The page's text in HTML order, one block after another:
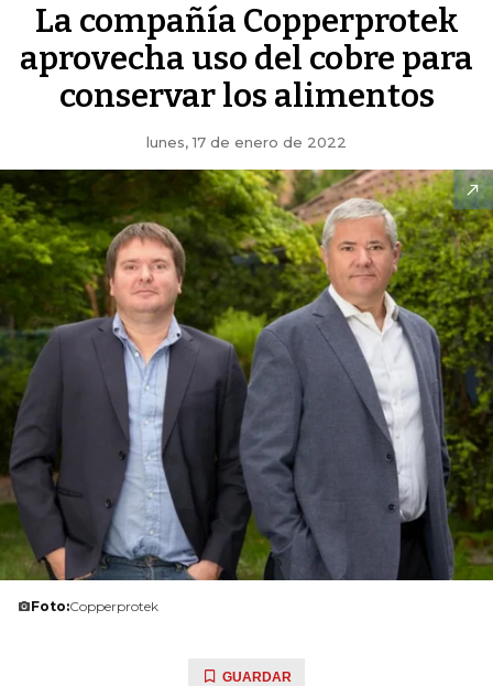
La compañía Copperprotek
aprovecha uso del cobre para
conservar los alimentos
lunes, 17 de enero de 2022
Foto:Copperprotek
GUARDAR